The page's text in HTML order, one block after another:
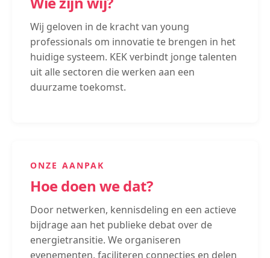
Wij geloven in de kracht van young
professionals om innovatie te brengen in het
huidige systeem. KEK verbindt jonge talenten
uit alle sectoren die werken aan een
duurzame toekomst.
ONZE AANPAK
Hoe doen we dat?
Door netwerken, kennisdeling en een actieve
bijdrage aan het publieke debat over de
energietransitie. We organiseren
evenementen, faciliteren connecties en delen